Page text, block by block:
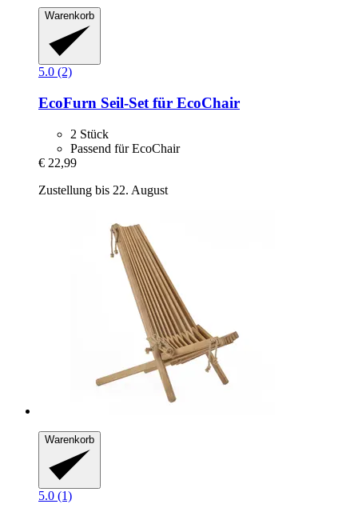
Warenkorb
5.0 (2)
EcoFurn Seil-​Set für EcoChair
2 Stück
Passend für EcoChair
€ 22,99
Zustellung bis 22. August
Warenkorb
5.0 (1)